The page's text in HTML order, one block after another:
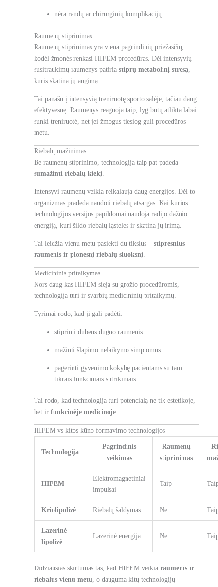
nėra randų ar chirurginių komplikacijų
Raumenų stiprinimas
Raumenų stiprinimas yra viena pagrindinių priežasčių,
kodėl žmonės renkasi HIFEM procedūras. Dėl intensyvių
susitraukimų raumenys patiria stiprų metabolinį stresą,
kuris skatina jų augimą.
Tai panašu į intensyvią treniruotę sporto salėje, tačiau daug
efektyvesnę. Raumenys reaguoja taip, lyg būtų atlikta labai
sunki treniruotė, net jei žmogus tiesiog guli procedūros
metu.
Riebalų mažinimas
Be raumenų stiprinimo, technologija taip pat padeda
sumažinti riebalų kiekį.
Intensyvi raumenų veikla reikalauja daug energijos. Dėl to
organizmas pradeda naudoti riebalų atsargas. Kai kurios
technologijos versijos papildomai naudoja radijo dažnio
energiją, kuri šildo riebalų ląsteles ir skatina jų irimą.
Tai leidžia vienu metu pasiekti du tikslus – stipresnius
raumenis ir plonesnį riebalų sluoksnį.
Medicininis pritaikymas
Nors daug kas HIFEM sieja su grožio procedūromis,
technologija turi ir svarbių medicininių pritaikymų.
Tyrimai rodo, kad ji gali padėti:
stiprinti dubens dugno raumenis
mažinti šlapimo nelaikymo simptomus
pagerinti gyvenimo kokybę pacientams su tam
tikrais funkciniais sutrikimais
Tai rodo, kad technologija turi potencialą ne tik estetikoje,
bet ir funkcinėje medicinoje.
HIFEM vs kitos kūno formavimo technologijos
Technologija
Pagrindinis
veikimas
Raumenų
stiprinimas
HIFEM
Elektromagnetiniai
impulsai
Taip
Kriolipolizė Riebalų šaldymas Ne
Lazerinė
lipolizė
Lazerinė energija Ne
Didžiausias skirtumas tas, kad HIFEM veikia raumenis ir
riebalus vienu metu, o dauguma kitų technologijų